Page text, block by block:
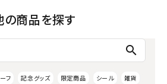
の商品を探す
search
フ 記念グッズ 限定商品 シール 雑貨